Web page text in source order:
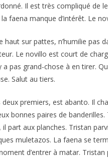
Il est très compliqué de
faena manque d’intérêt. Le
sur pattes, n’humilie pas
Le novillo est court de
a pas grand-chose à en tirer.
Salut au tiers.
premiers, est abanto. Il
bonnes paires de
part aux planches. Tristan
muletazos. La faena se
d’entrer à matar.